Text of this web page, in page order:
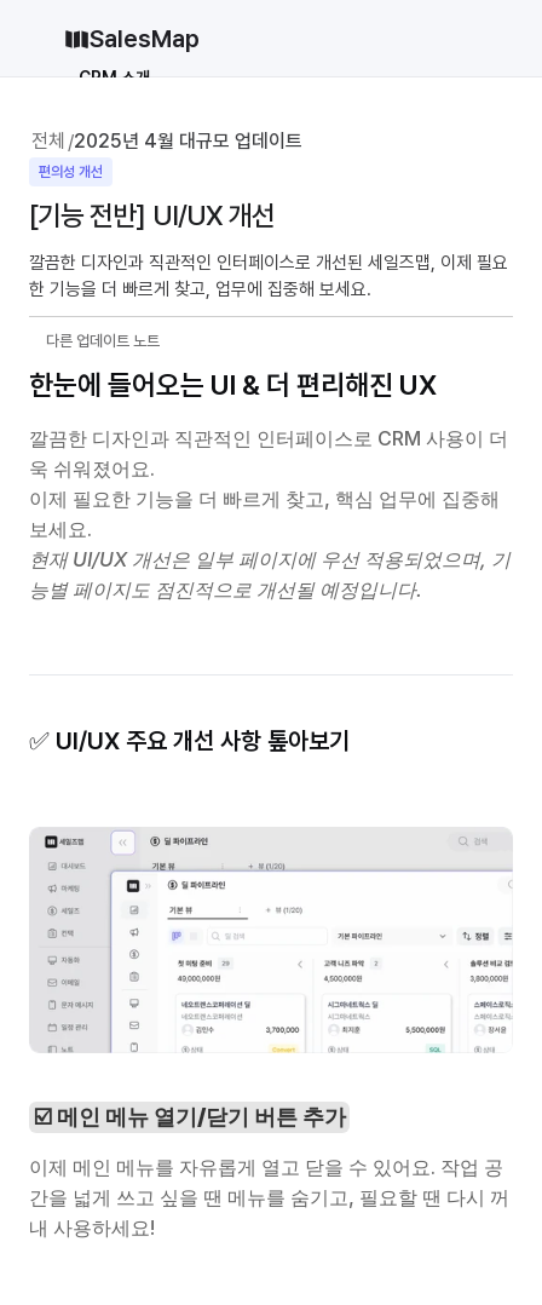
SalesMap
vs 세일즈포스
vs 파이프드라이브
CRM 소개
솔루션
지원
블로그
가격
전체 /2025년 4월 대규모 업데이트
다른 업데이트 노트
편의성 개선
[기능 전반] UI/UX 개선
깔끔한 디자인과 직관적인 인터페이스로 개선된 세일즈맵, 이제 필요
한 기능을 더 빠르게 찾고, 업무에 집중해 보세요.
한눈에 들어오는 UI & 더 편리해진 UX
깔끔한 디자인과 직관적인 인터페이스로 CRM 사용이 더
욱 쉬워졌어요.
이제 필요한 기능을 더 빠르게 찾고, 핵심 업무에 집중해
보세요.
현재 UI/UX 개선은 일부 페이지에 우선 적용되었으며, 기
능별 페이지도 점진적으로 개선될 예정입니다.
✅ UI/UX 주요 개선 사항 톺아보기
☑️ 메인 메뉴 열기/닫기 버튼 추가
이제 메인 메뉴를 자유롭게 열고 닫을 수 있어요. 작업 공
간을 넓게 쓰고 싶을 땐 메뉴를 숨기고, 필요할 땐 다시 꺼
내 사용하세요!